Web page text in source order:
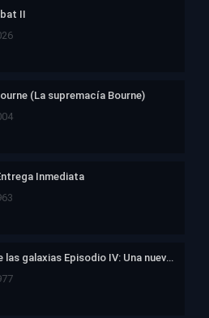
II
(La supremacía Bourne)
Inmediata
La guerra de las galaxias Episodio IV: Una nueva esperanza